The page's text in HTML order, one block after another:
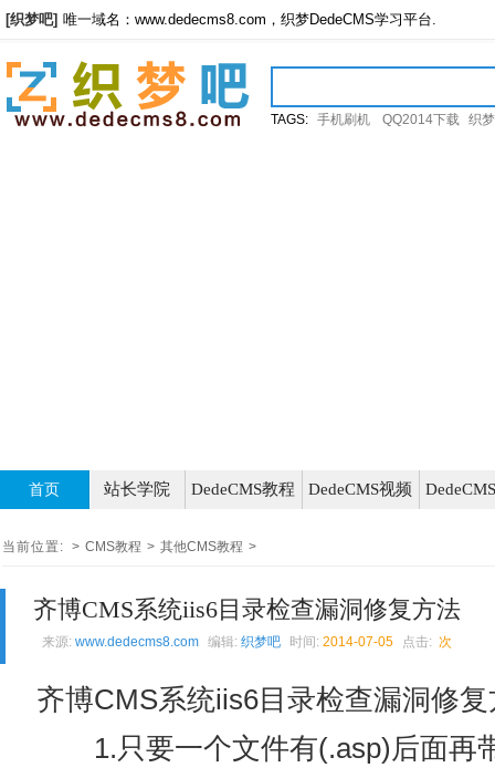
[织梦吧] 唯一域名：www.dedecms8.com，织梦DedeCMS学习平台.
TAGS: 手机刷机 QQ2014下载 织
首页 站长学院 DedeCMS教程 DedeCMS视频
当前位置: > CMS教程 > 其他CMS教程 >
齐博CMS系统iis6目录检查漏洞修复方法
来源: www.dedecms8.com 编辑: 织梦吧 时间: 2014-07-05 点击: 次
齐博CMS系统iis6目录检查漏洞修
1.只要一个文件有(.asp)后面再